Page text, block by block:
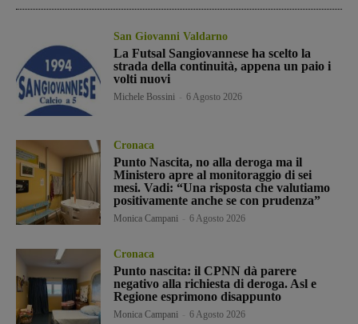
San Giovanni Valdarno
La Futsal Sangiovannese ha scelto la
strada della continuità, appena un paio i
volti nuovi
Michele Bossini 6 Agosto 2026
Cronaca
Punto Nascita, no alla deroga ma il
Ministero apre al monitoraggio di sei
mesi. Vadi: “Una risposta che valutiamo
positivamente anche se con prudenza”
Monica Campani 6 Agosto 2026
Cronaca
Punto nascita: il CPNN dà parere
negativo alla richiesta di deroga. Asl e
Regione esprimono disappunto
Monica Campani 6 Agosto 2026